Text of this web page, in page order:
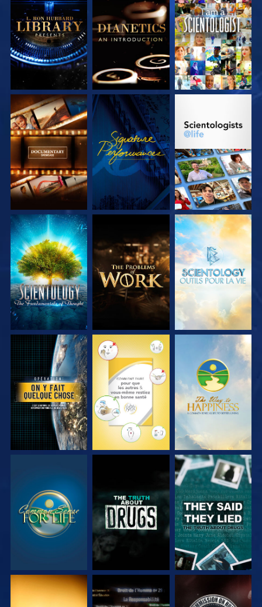
DÉCOUVRIR LES
SÉRIES
DÉCOUVRIR LES
SÉRIES
REGARDER
DÉCOUVRIR LES
SÉRIES
REGARDER
DÉCOUVRIR LES
DÉCOUVRIR LES
SÉRIES
DÉCOUVRIR LES
SÉRIES
DÉCOUVRIR LES
SÉRIES
REGARDER REGARDER REGARDER
REGARDER REGARDER REGARDER